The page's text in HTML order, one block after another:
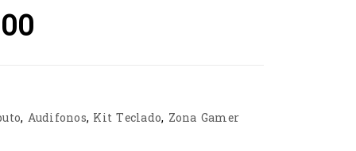
, Audifonos, Kit Teclado, Zona Gamer